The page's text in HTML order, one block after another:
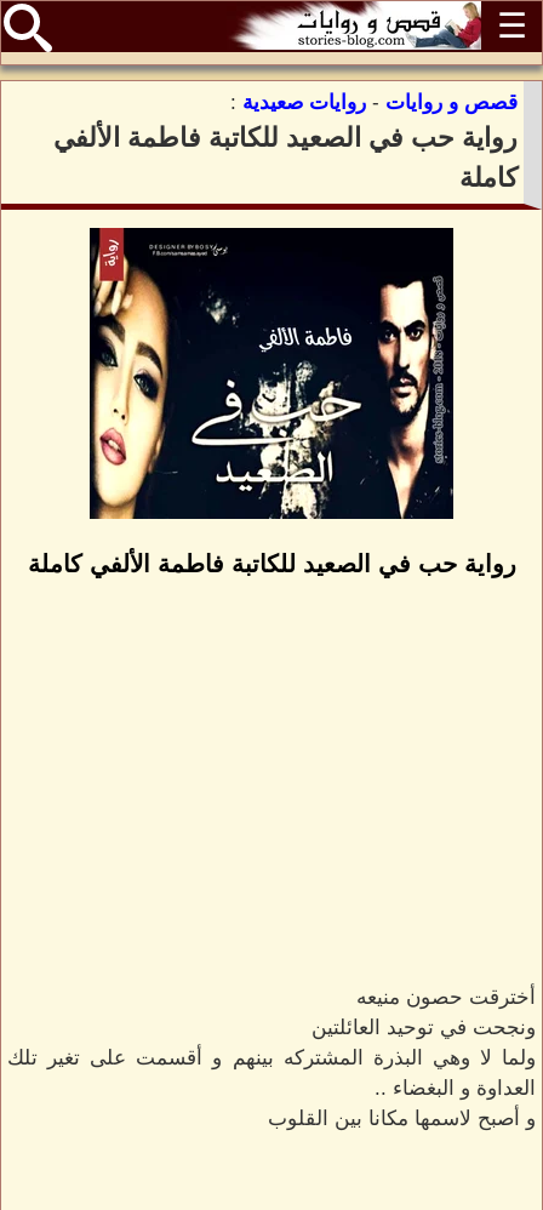
☰
قصص و روايات - روايات صعيدية :
رواية حب في الصعيد للكاتبة فاطمة الألفي
كاملة
رواية حب في الصعيد للكاتبة فاطمة الألفي كاملة
أخترقت حصون منيعه
ونجحت في توحيد العائلتين
ولما لا وهي البذرة المشتركه بينهم و أقسمت على تغير تلك
العداوة و البغضاء ..
و أصبح لاسمها مكانا بين القلوب